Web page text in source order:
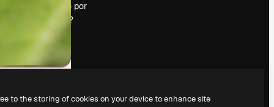
Procurando por
magnific.ai?
to the storing of cookies on your device to enhance site